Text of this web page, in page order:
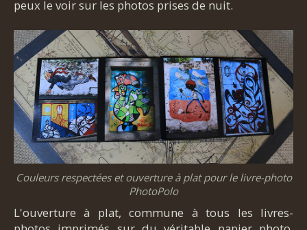
peux le voir sur les photos prises de nuit.
Couleurs respectées et ouverture à plat pour le livre-photo
PhotoPolo
L'ouverture à plat, commune à tous les livres-